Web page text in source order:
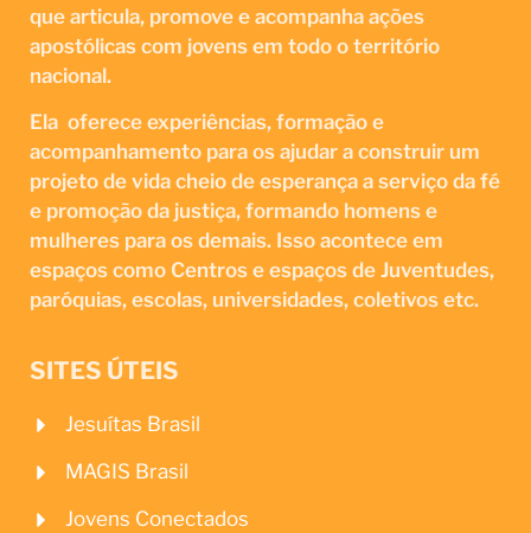
que articula, promove e acompanha ações
apostólicas com jovens em todo o território
nacional.
Ela oferece experiências, formação e
acompanhamento para os ajudar a construir um
projeto de vida cheio de esperança a serviço da fé
e promoção da justiça, formando homens e
mulheres para os demais. Isso acontece em
espaços como Centros e espaços de Juventudes,
paróquias, escolas, universidades, coletivos etc.
SITES ÚTEIS
Jesuítas Brasil
MAGIS Brasil
Jovens Conectados